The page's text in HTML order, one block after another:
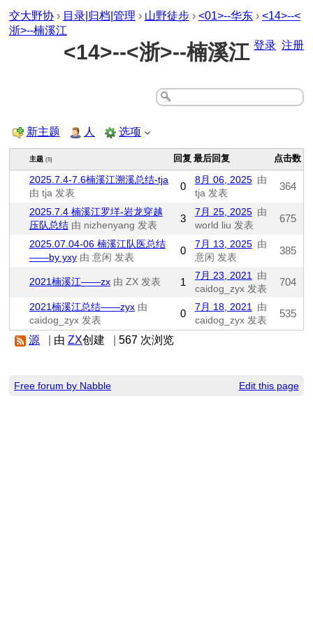
交大野协 › 目录|归档|管理 › 山野徒步 › <01>--华东 › <14>--<
浙>--楠溪江
登录 注册
<14>--<浙>--楠溪江
新主题 人 选项
主题 (5) 回复 最后回复 点击数
2025.7.4-7.6楠溪江溯溪总结-tja
由 tja 发表
0
8月 06, 2025 由
tja 发表
364
2025.7.4 楠溪江罗垟-岩龙穿越
压队总结 由 nizhenyang 发表
3
7月 25, 2025 由
world liu 发表
675
2025.07.04-06 楠溪江队医总结
——by yxy 由 意闲 发表
0
7月 13, 2025 由
意闲 发表
385
2021楠溪江——zx 由 ZX 发表 1
7月 23, 2021
由
caidog_zyx 发表
704
2021楠溪江总结——zyx 由
caidog_zyx 发表
0
7月 18, 2021
由
caidog_zyx 发表
535
源 由 ZX创建 567 次浏览
Free forum by Nabble Edit this page